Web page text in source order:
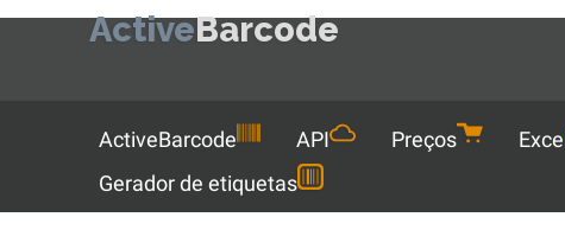
ActiveBarcode
ActiveBarcode API Preços
Gerador de etiquetas